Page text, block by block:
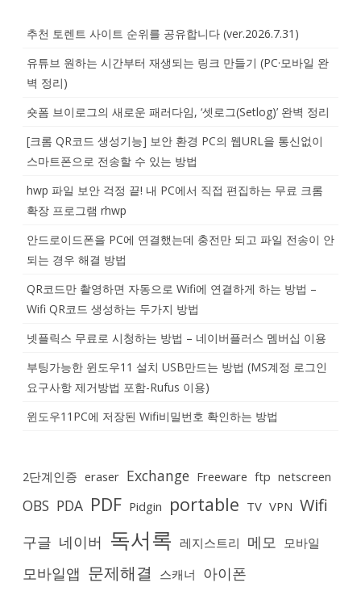
추천 토렌트 사이트 순위를 공유합니다 (ver.2026.7.31)
유튜브 원하는 시간부터 재생되는 링크 만들기 (PC·모바일 완
벽 정리)
숏폼 브이로그의 새로운 패러다임, ‘셋로그(Setlog)’ 완벽 정리
[크롬 QR코드 생성기능] 보안 환경 PC의 웹URL을 통신없이
스마트폰으로 전송할 수 있는 방법
hwp 파일 보안 걱정 끝! 내 PC에서 직접 편집하는 무료 크롬
확장 프로그램 rhwp
안드로이드폰을 PC에 연결했는데 충전만 되고 파일 전송이 안
되는 경우 해결 방법
QR코드만 촬영하면 자동으로 Wifi에 연결하게 하는 방법 –
Wifi QR코드 생성하는 두가지 방법
넷플릭스 무료로 시청하는 방법 – 네이버플러스 멤버십 이용
부팅가능한 윈도우11 설치 USB만드는 방법 (MS계정 로그인
요구사항 제거방법 포함-Rufus 이용)
윈도우11PC에 저장된 Wifi비밀번호 확인하는 방법
2단계인증 eraser Exchange Freeware ftp netscreen
OBS PDA PDF Pidgin portable TV VPN Wifi
구글 네이버 독서록 레지스트리 메모 모바일
모바일앱 문제해결 스캐너 아이폰